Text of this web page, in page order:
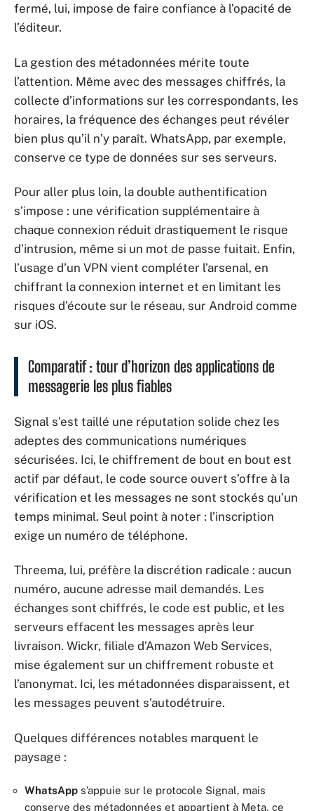
fermé, lui, impose de faire confiance à l’opacité de
l’éditeur.
La gestion des métadonnées mérite toute
l’attention. Même avec des messages chiffrés, la
collecte d’informations sur les correspondants, les
horaires, la fréquence des échanges peut révéler
bien plus qu’il n’y paraît. WhatsApp, par exemple,
conserve ce type de données sur ses serveurs.
Pour aller plus loin, la double authentification
s’impose : une vérification supplémentaire à
chaque connexion réduit drastiquement le risque
d’intrusion, même si un mot de passe fuitait. Enfin,
l’usage d’un VPN vient compléter l’arsenal, en
chiffrant la connexion internet et en limitant les
risques d’écoute sur le réseau, sur Android comme
sur iOS.
Comparatif : tour d’horizon des applications de
messagerie les plus fiables
Signal s’est taillé une réputation solide chez les
adeptes des communications numériques
sécurisées. Ici, le chiffrement de bout en bout est
actif par défaut, le code source ouvert s’offre à la
vérification et les messages ne sont stockés qu’un
temps minimal. Seul point à noter : l’inscription
exige un numéro de téléphone.
Threema, lui, préfère la discrétion radicale : aucun
numéro, aucune adresse mail demandés. Les
échanges sont chiffrés, le code est public, et les
serveurs effacent les messages après leur
livraison. Wickr, filiale d’Amazon Web Services,
mise également sur un chiffrement robuste et
l’anonymat. Ici, les métadonnées disparaissent, et
les messages peuvent s’autodétruire.
Quelques différences notables marquent le
paysage :
WhatsApp s’appuie sur le protocole Signal, mais
conserve des métadonnées et appartient à Meta, ce